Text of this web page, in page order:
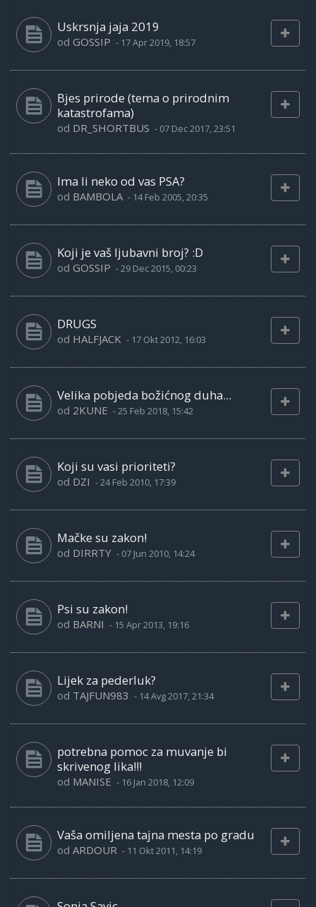
Uskrsnja jaja 2019
od GOSSIP - 17 Apr 2019, 18:57
Bjes prirode (tema o prirodnim
katastrofama)
od DR_SHORTBUS - 07 Dec 2017, 23:51
Ima li neko od vas PSA?
od BAMBOLA - 14 Feb 2005, 20:35
Koji je vaš ljubavni broj? :D
od GOSSIP -29 Dec 2015, 00:23
DRUGS
od HALFJACK - 17 Okt 2012, 16:03
Velika pobjeda božićnog duha...
od 2KUNE -25 Feb 2018, 15:42
Koji su vasi prioriteti?
od DZI -24 Feb 2010, 17:39
Mačke su zakon!
od DIRRTY - 07 Jun 2010, 14:24
Psi su zakon!
od BARNI - 15 Apr 2013, 19:16
Lijek za pederluk?
od TAJFUN983 - 14 Avg 2017, 21:34
potrebna pomoc za muvanje bi
skrivenog lika!!!
od MANISE - 16 Jan 2018, 12:09
Vaša omiljena tajna mesta po gradu
od ARDOUR - 11 Okt 2011, 14:19